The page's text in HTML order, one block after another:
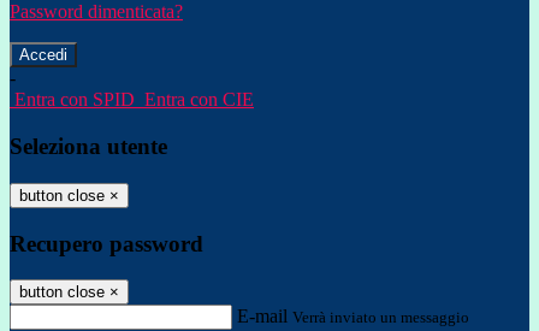
Password dimenticata?
-
Entra con SPID Entra con CIE
Seleziona utente
button close ×
Recupero password
button close ×
E-mail Verrà inviato un messaggio